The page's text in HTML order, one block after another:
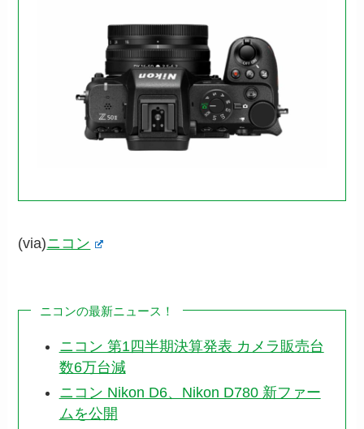
(via)ニコン
ニコンの最新ニュース！
ニコン 第1四半期決算発表 カメラ販売台
数6万台減
ニコン Nikon D6、Nikon D780 新ファー
ムを公開